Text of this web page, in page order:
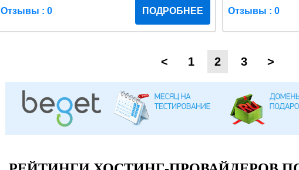
Отзывы : 0 ПОДРОБНЕЕ Отзывы : 0
< 1 2 3 >